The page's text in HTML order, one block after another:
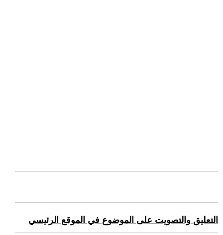
التعليق والتصويت على الموضوع في الموقع الرئيسي